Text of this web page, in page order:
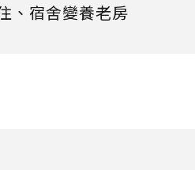
、宿舍變養老房